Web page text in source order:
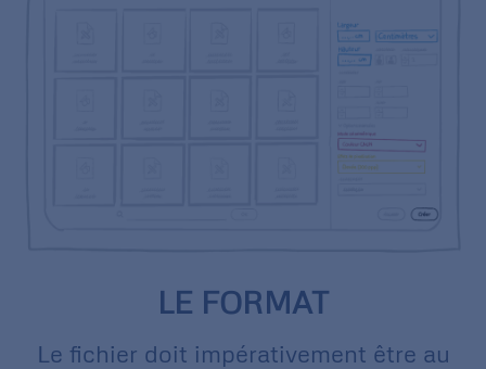
LE FORMAT
Le fichier doit impérativement être au